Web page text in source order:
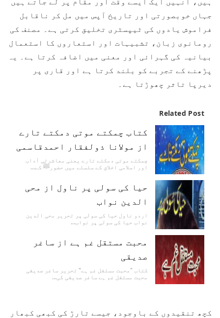
جہاں خوبصورتی اور تاریخ آپس میں مل کر ناقابل
فراموش یادوں کی ٹیپسٹری تخلیق کرتی ہے۔ مصنف کی
رومانوی زبان، تشبیہات اور استعاروں کا استعمال
بیانیہ کی گہرائی اور معنی میں اضافہ کرتا ہے۔ یہ
پڑھنے کے تجربے کو بلند کرتا ہے اور قاری پر
دیرپا تاثر چھوڑتا ہے۔
Related Post
کتاب چمکتے موتی دمکتے تارے
از مولانا ذولفقار احمدقاسمی
چمکتے موتی دمکتے تارے یعنی معاشرتی آداب
اور اسلامی اخلاق کے سلسلے میں حضورﷺ کے…
حیا کی سولی پر ناول از محی
الدین نواب
اردو ناول حیا کی سولی پر تحریر محی الدین
نواب حیا کی سولی پر نواب…
محبت مستقل غم ہے از ساغر
صدیقی
کتاب "محبت مستقل غم ہے" تحریر ساغر صدیقی
محبت مستقل غم ہے ساغر صدیقی کی…
کچھ تنقیدوں کے باوجود، جیسے تارڑ کی کبھی کبھار